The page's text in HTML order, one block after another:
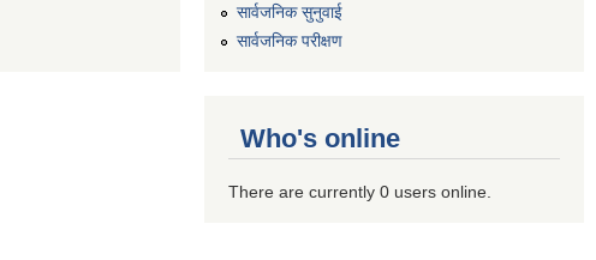
सार्वजनिक सुनुवाई
सार्वजनिक परीक्षण
Who's online
There are currently 0 users online.